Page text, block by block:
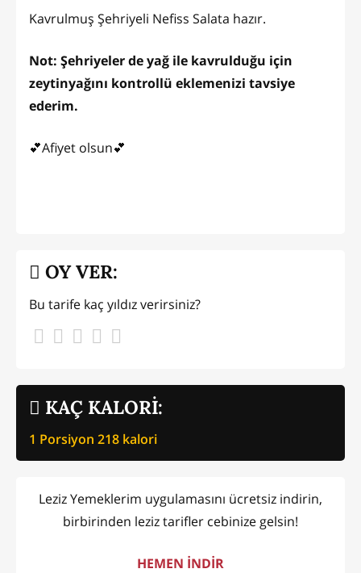
Kavrulmuş Şehriyeli Nefiss Salata hazır.
Not: Şehriyeler de yağ ile kavrulduğu için
zeytinyağını kontrollü eklemenizi tavsiye
ederim.
💕Afiyet olsun💕
KAÇ KALORİ:
1 Porsiyon 218 kalori
OY VER:
Bu tarife kaç yıldız verirsiniz?
Leziz Yemeklerim uygulamasını ücretsiz indirin,
birbirinden leziz tarifler cebinize gelsin!
HEMEN İNDİR